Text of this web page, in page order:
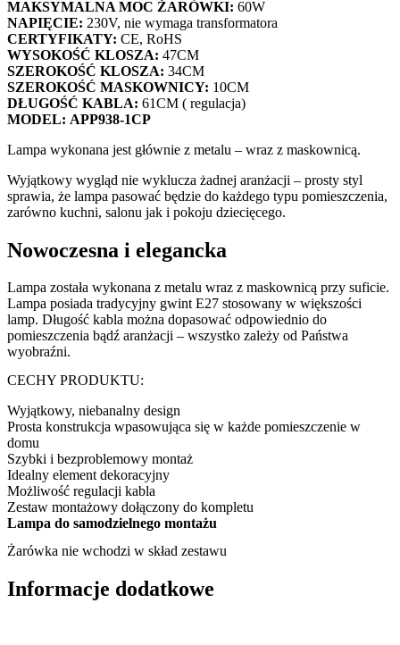
MAKSYMALNA MOC ŻARÓWKI: 60W
NAPIĘCIE: 230V, nie wymaga transformatora
CERTYFIKATY: CE, RoHS
WYSOKOŚĆ KLOSZA: 47CM
SZEROKOŚĆ KLOSZA: 34CM
SZEROKOŚĆ MASKOWNICY: 10CM
DŁUGOŚĆ KABLA: 61CM ( regulacja)
MODEL: APP938-1CP
Lampa wykonana jest głównie z metalu – wraz z maskownicą.
Wyjątkowy wygląd nie wyklucza żadnej aranżacji – prosty styl
sprawia, że lampa pasować będzie do każdego typu pomieszczenia,
zarówno kuchni, salonu jak i pokoju dziecięcego.
Nowoczesna i elegancka
Lampa została wykonana z metalu wraz z maskownicą przy suficie.
Lampa posiada tradycyjny gwint E27 stosowany w większości
lamp. Długość kabla można dopasować odpowiednio do
pomieszczenia bądź aranżacji – wszystko zależy od Państwa
wyobraźni.
CECHY PRODUKTU:
Wyjątkowy, niebanalny design
Prosta konstrukcja wpasowująca się w każde pomieszczenie w
domu
Szybki i bezproblemowy montaż
Idealny element dekoracyjny
Możliwość regulacji kabla
Zestaw montażowy dołączony do kompletu
Lampa do samodzielnego montażu
Żarówka nie wchodzi w skład zestawu
Informacje dodatkowe